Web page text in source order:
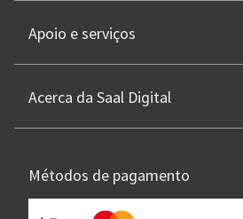
Apoio e serviços
Acerca da Saal Digital
Métodos de pagamento